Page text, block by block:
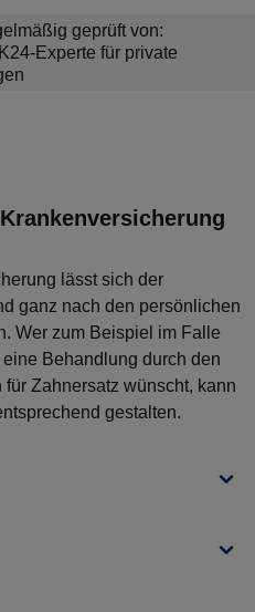
geprüft von:
Experte für private
lässt sich der
ganz nach den persönlichen
Wer zum Beispiel im Falle
Behandlung durch den
Zahnersatz wünscht, kann
gestalten.
als auch bei
Erstattung nur dann,